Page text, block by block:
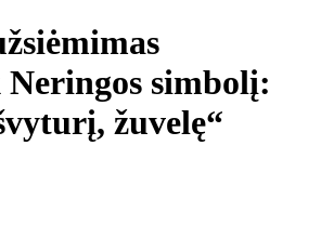
simbolį:
žuvelę“